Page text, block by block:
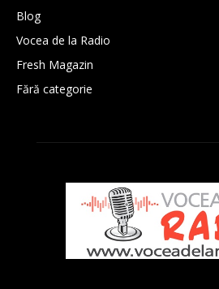
Blog
Vocea de la Radio
Fresh Magazin
Fără categorie